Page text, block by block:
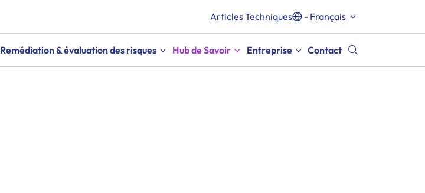
Articles Techniques - Français
Remédiation & évaluation des risques Hub de Savoir Entreprise Contact